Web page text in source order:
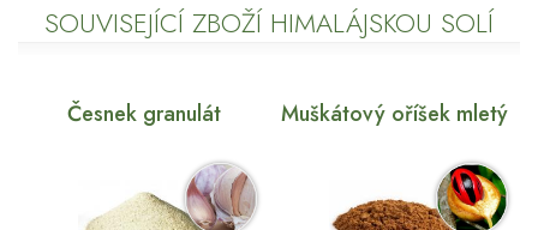
SOUVISEJÍCÍ ZBOŽÍ HIMALÁJSKOU SOLÍ
Česnek granulát Muškátový oříšek mletý